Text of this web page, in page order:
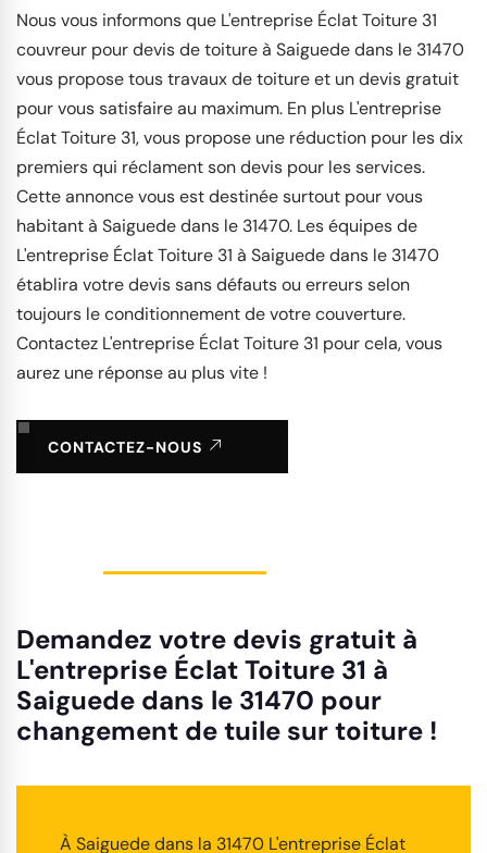
Nous vous informons que L'entreprise Éclat Toiture 31
couvreur pour devis de toiture à Saiguede dans le 31470
vous propose tous travaux de toiture et un devis gratuit
pour vous satisfaire au maximum. En plus L'entreprise
Éclat Toiture 31, vous propose une réduction pour les dix
premiers qui réclament son devis pour les services.
Cette annonce vous est destinée surtout pour vous
habitant à Saiguede dans le 31470. Les équipes de
L'entreprise Éclat Toiture 31 à Saiguede dans le 31470
établira votre devis sans défauts ou erreurs selon
toujours le conditionnement de votre couverture.
Contactez L'entreprise Éclat Toiture 31 pour cela, vous
aurez une réponse au plus vite !
CONTACTEZ-NOUS
Demandez votre devis gratuit à
L'entreprise Éclat Toiture 31 à
Saiguede dans le 31470 pour
changement de tuile sur toiture !
À Saiguede dans la 31470 L'entreprise Éclat